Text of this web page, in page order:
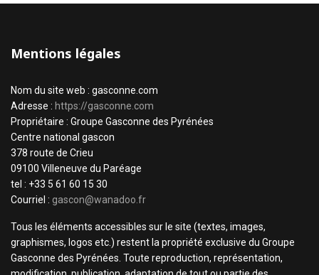
Mentions légales
Nom du site web : gasconne.com
Adresse : https://gasconne.com
Propriétaire : Groupe Gasconne des Pyrénées
Centre national gascon
378 route de Crieu
09100 Villeneuve du Paréage
tel : +33 5 61 60 15 30
Courriel : gascon@wanadoo.fr
Tous les éléments accessibles sur le site (textes, images,
graphismes, logos etc.) restent la propriété exclusive du Groupe
Gasconne des Pyrénées. Toute reproduction, représentation,